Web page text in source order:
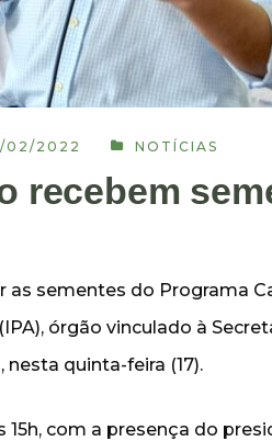
02/2022 NOTÍCIAS
recebem
as sementes do Programa
órgão vinculado à
quinta-feira (17).
com a presença do